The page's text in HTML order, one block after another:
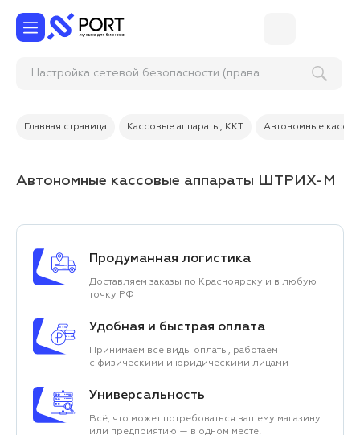
Настройка сетевой безопасности (права
Главная страница Кассовые аппараты, ККТ Автономные
Автономные кассовые аппараты ШТРИХ-М
Продуманная логистика
Доставляем заказы по Красноярску и в любую
точку РФ
Удобная и быстрая оплата
Принимаем все виды оплаты, работаем
с физическими и юридическими лицами
Универсальность
Всё, что может потребоваться вашему магазину
или предприятию — в одном месте!